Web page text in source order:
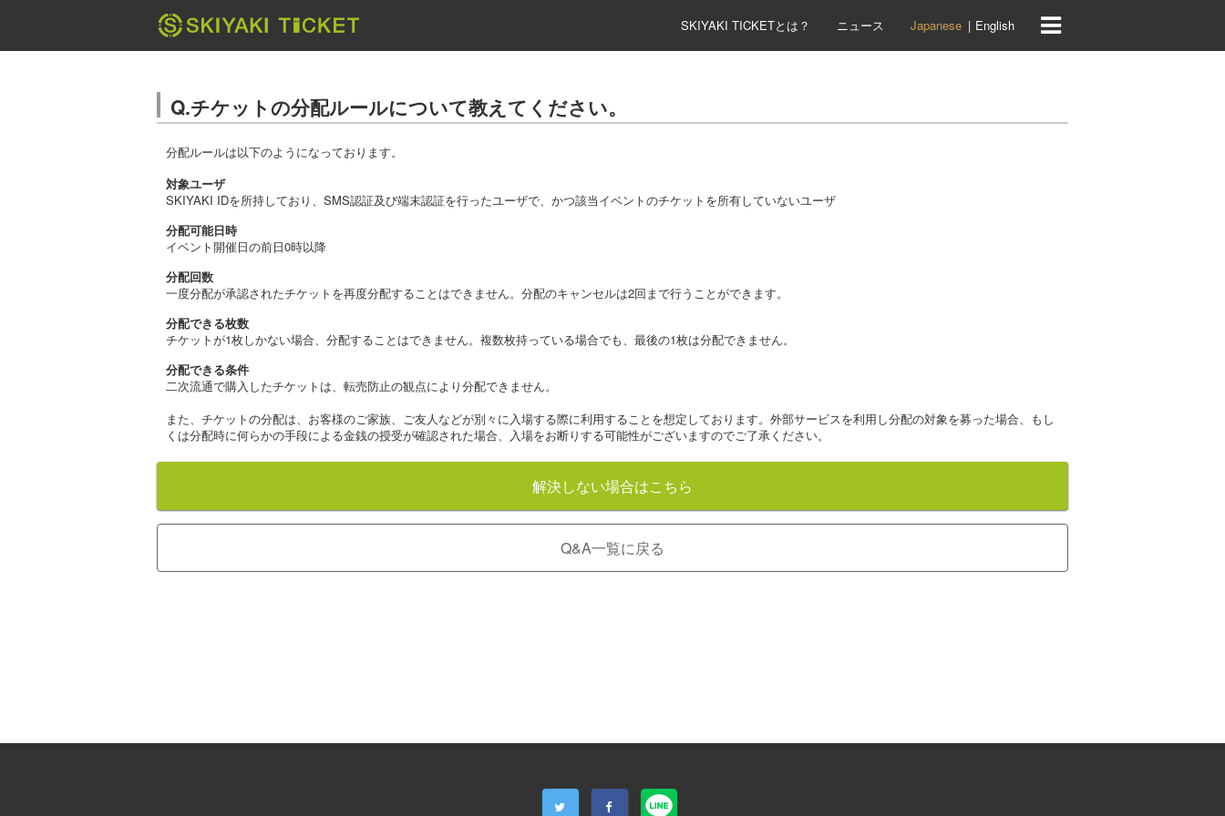
SKIYAKI TICKETとは？ ニュース Japanese English
Q.チケットの分配ルールについて教えてください。
分配ルールは以下のようになっております。
対象ユーザ
SKIYAKI IDを所持しており、SMS認証及び端末認証を行ったユーザで、かつ該当イベントのチケットを所有していないユーザ
分配可能日時
イベント開催日の前日0時以降
分配回数
一度分配が承認されたチケットを再度分配することはできません。分配のキャンセルは2回まで行うことができます。
分配できる枚数
チケットが1枚しかない場合、分配することはできません。複数枚持っている場合でも、最後の1枚は分配できません。
分配できる条件
二次流通で購入したチケットは、転売防止の観点により分配できません。
また、チケットの分配は、お客様のご家族、ご友人などが別々に入場する際に利用することを想定しております。外部サービスを利用し分配の対象を募った場合、もし
くは分配時に何らかの手段による金銭の授受が確認された場合、入場をお断りする可能性がございますのでご了承ください。
解決しない場合はこちら
Q&A一覧に戻る